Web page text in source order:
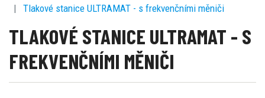
Tlakové stanice ULTRAMAT - s frekvenčními měniči
TLAKOVÉ STANICE ULTRAMAT - S
FREKVENČNÍMI MĚNIČI